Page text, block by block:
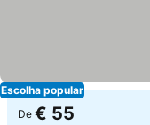
Escolha popular
De € 55